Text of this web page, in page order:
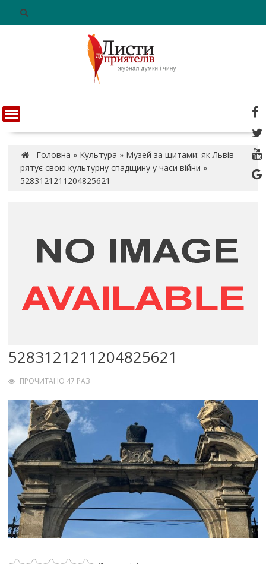
n
t
Головна » Культура » Музей за щитами: як Львів
рятує свою культурну спадщину у часи війни »
5283121211204825621
5283121211204825621
ПРОЧИТАНО 47 РАЗ